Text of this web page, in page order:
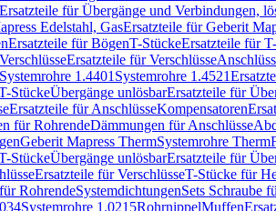
Ersatzteile für Übergänge und Verbindungen,
Edelstahl, GasErsatzteile für Geberit
Ersatzteile für BögenT-StückeErsatzteile für
VerschlüsseErsatzteile für Verschlüsse
1.4401 Systemrohre 1.4521
StückeÜbergänge unlösbarErsatzteile für
Ersatzteile für AnschlüsseKompensatoren
für RohrendeDämmungen für Anschlüsse
Geberit Mapress ThermSystemrohre Therm
StückeÜbergänge unlösbarErsatzteile für
Ersatzteile für VerschlüsseT-Stücke für
RohrendeSystemdichtungenSets Schraube
Systemrohre 1.0215RohrnippelMuffen